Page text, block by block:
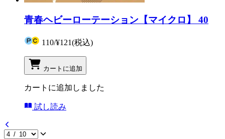
青春ヘビーローテーション【マイクロ】 40
110/¥121(税込)
カートに追加
カートに追加しました
試し読み